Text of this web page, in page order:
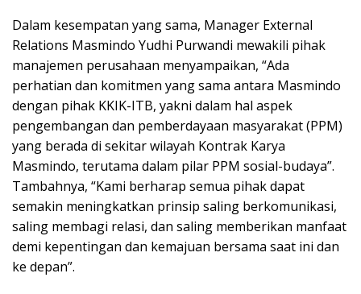
Dalam kesempatan yang sama, Manager External
Relations Masmindo Yudhi Purwandi mewakili pihak
manajemen perusahaan menyampaikan, “Ada
perhatian dan komitmen yang sama antara Masmindo
dengan pihak KKIK-ITB, yakni dalam hal aspek
pengembangan dan pemberdayaan masyarakat (PPM)
yang berada di sekitar wilayah Kontrak Karya
Masmindo, terutama dalam pilar PPM sosial-budaya”.
Tambahnya, “Kami berharap semua pihak dapat
semakin meningkatkan prinsip saling berkomunikasi,
saling membagi relasi, dan saling memberikan manfaat
demi kepentingan dan kemajuan bersama saat ini dan
ke depan”.